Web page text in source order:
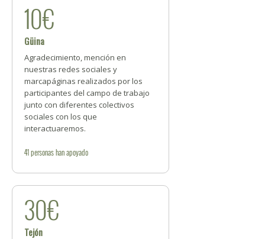
10€
Güina
Agradecimiento, mención en
nuestras redes sociales y
marcapáginas realizados por los
participantes del campo de trabajo
junto con diferentes colectivos
sociales con los que
interactuaremos.
41personashan apoyado
30€
Tejón